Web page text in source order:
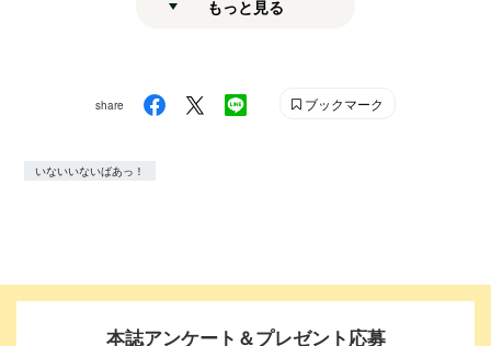
もっと見る
share ブックマーク
いないいないばあっ！
本誌アンケート＆プレゼント応募